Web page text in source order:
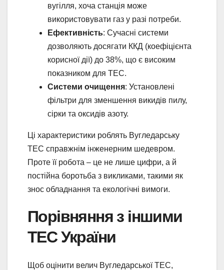
вугілля, хоча станція може
використовувати газ у разі потреби.
Ефективність: Сучасні системи
дозволяють досягати ККД (коефіцієнта
корисної дії) до 38%, що є високим
показником для ТЕС.
Системи очищення: Установлені
фільтри для зменшення викидів пилу,
сірки та оксидів азоту.
Ці характеристики роблять Вугледарську
ТЕС справжнім інженерним шедевром.
Проте її робота – це не лише цифри, а й
постійна боротьба з викликами, такими як
знос обладнання та екологічні вимоги.
Порівняння з іншими
ТЕС України
Щоб оцінити велич Вугледарської ТЕС,